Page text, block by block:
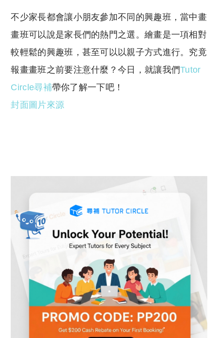
p
y
Li
n
at
s
A
p
不少家長都會讓小朋友參加不同的興趣班，當中畫
畫班可以說是家長們的熱門之選。繪畫是一項相對
較輕鬆的興趣班，甚至可以以親子方式進行。究竟
報畫畫班之前要注意什麼？今日，就讓我們Tutor
Circle尋補帶你了解一下吧！
封面圖片來源